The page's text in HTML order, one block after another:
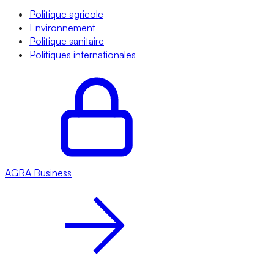
Politique agricole
Environnement
Politique sanitaire
Politiques internationales
AGRA Business